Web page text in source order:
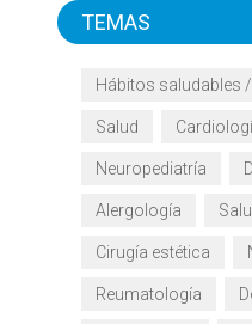
TEMAS
Hábitos saludables
Salud
Neuropediatría
Alergología
Cirugía estética
Reumatología